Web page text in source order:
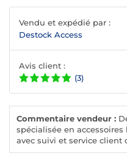
Vendu et expédié par :
Destock Access
Avis client :
(3)
Commentaire vendeur :
spécialisée en
avec suivi et service client